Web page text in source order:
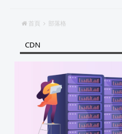
首頁 部落格